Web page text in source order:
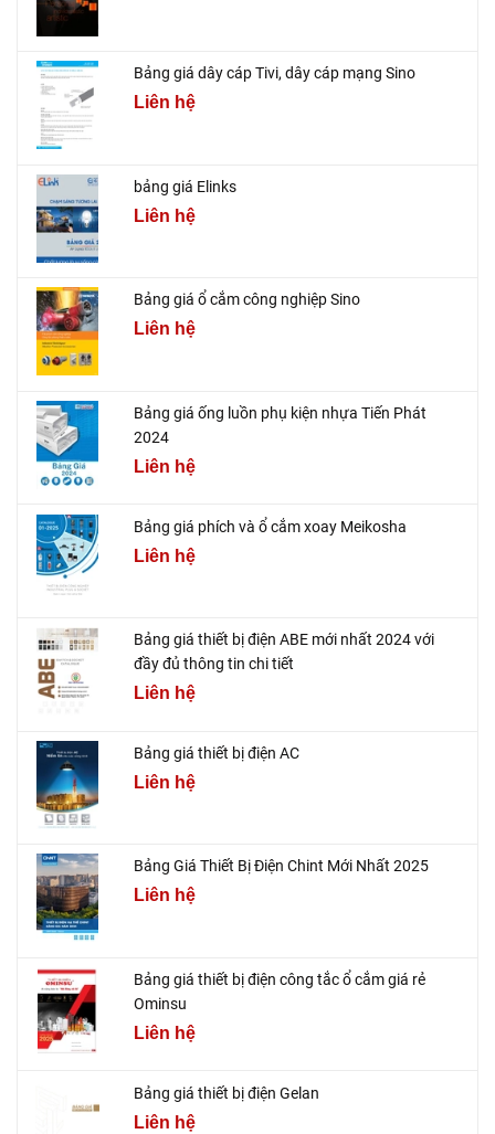
Bảng giá dây cáp Tivi, dây cáp mạng Sino
Liên hệ
bảng giá Elinks
Liên hệ
Bảng giá ổ cắm công nghiệp Sino
Liên hệ
Bảng giá ống luồn phụ kiện nhựa Tiến Phát
2024
Liên hệ
Bảng giá phích và ổ cắm xoay Meikosha
Liên hệ
Bảng giá thiết bị điện ABE mới nhất 2024 với
đầy đủ thông tin chi tiết
Liên hệ
Bảng giá thiết bị điện AC
Liên hệ
Bảng Giá Thiết Bị Điện Chint Mới Nhất 2025
Liên hệ
Bảng giá thiết bị điện công tắc ổ cắm giá rẻ
Ominsu
Liên hệ
Bảng giá thiết bị điện Gelan
Liên hệ